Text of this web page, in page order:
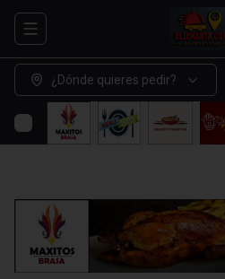
Abrir menu de navegación
¿Dónde quieres pedir?